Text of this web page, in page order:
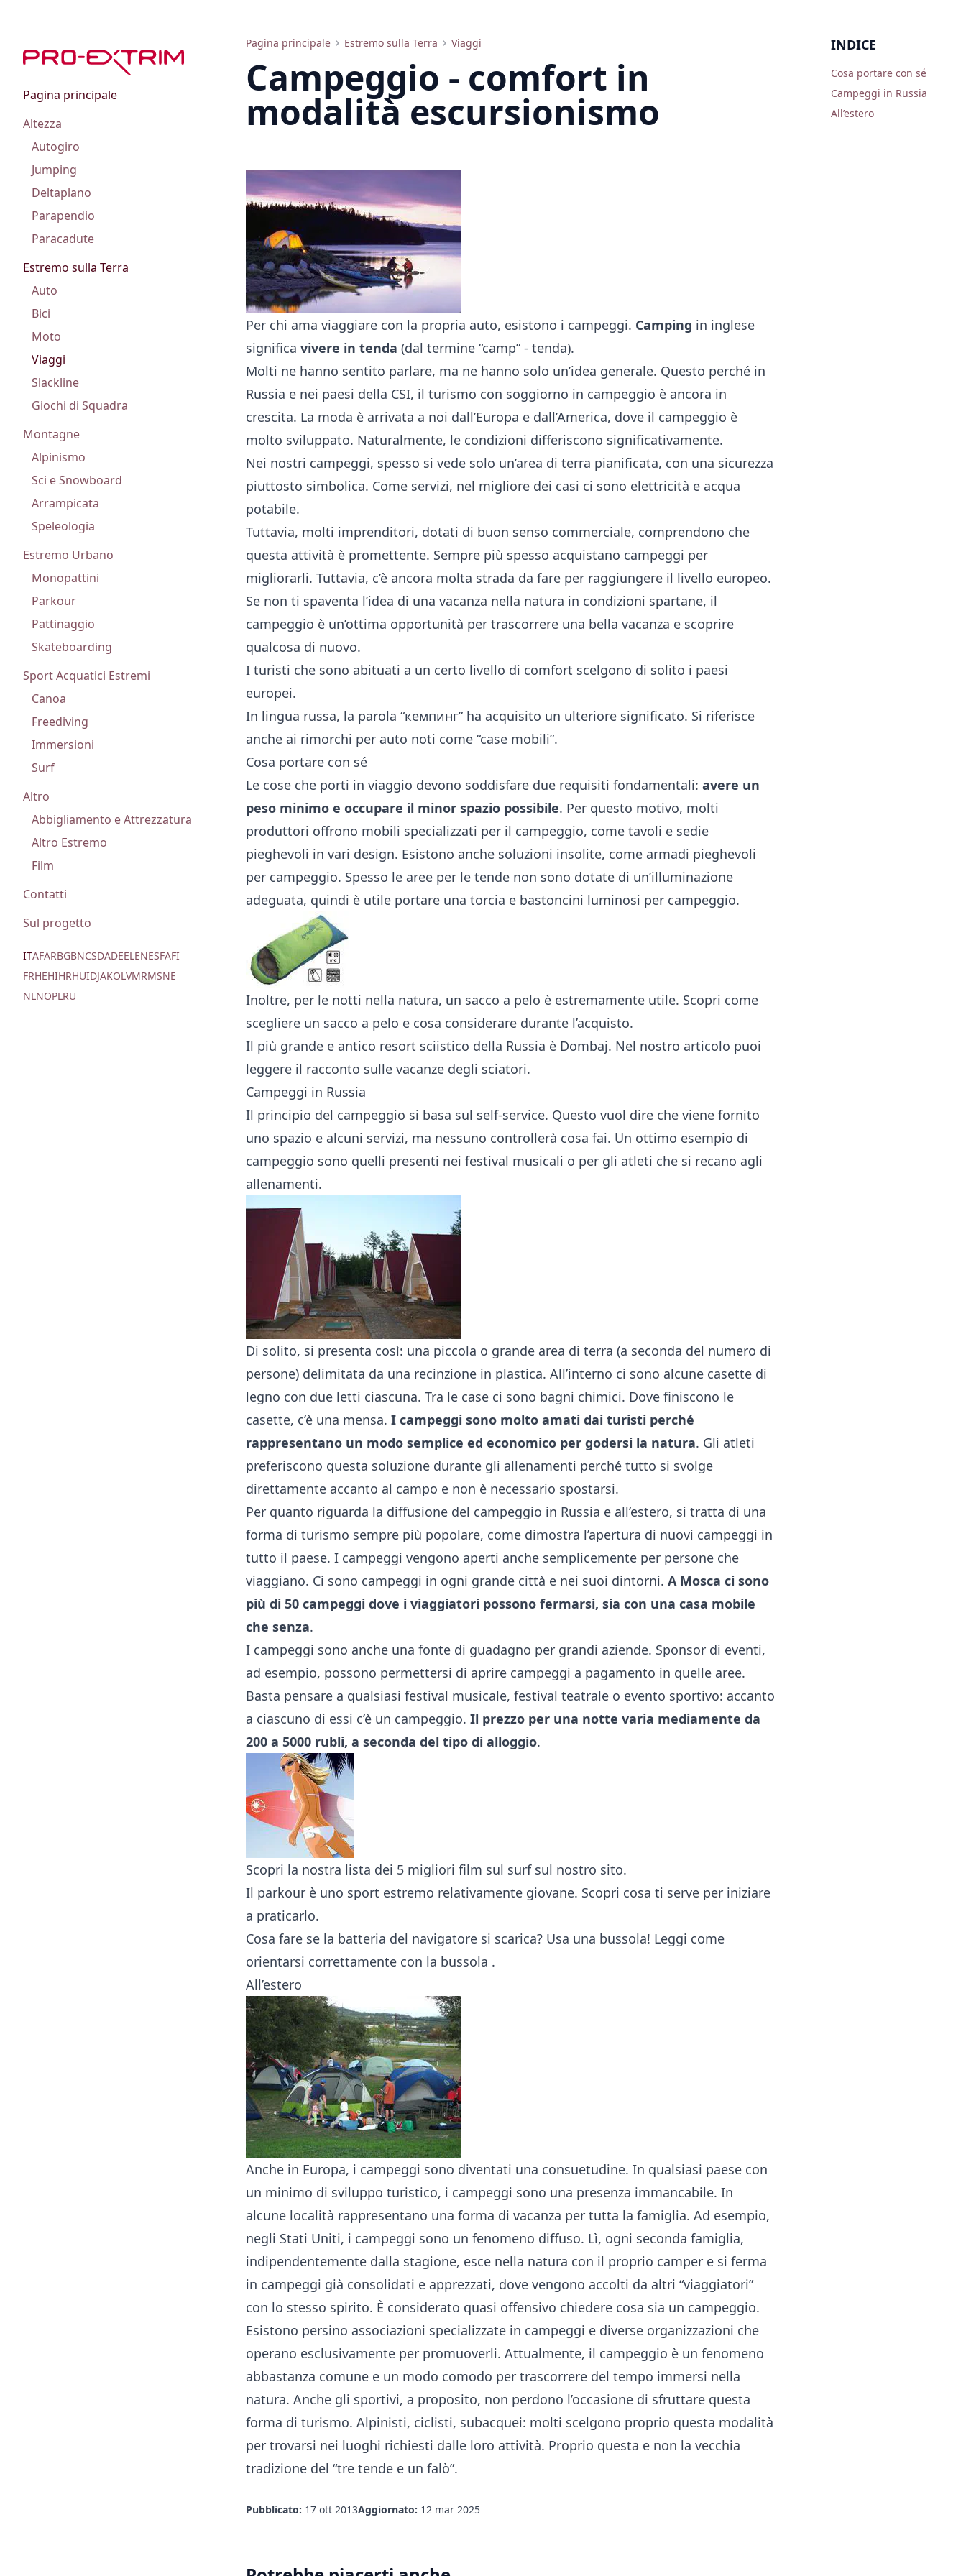
Pagina principale
Altezza
Autogiro
Jumping
Deltaplano
Parapendio
Paracadute
Estremo sulla Terra
Auto
Bici
Moto
Viaggi
Slackline
Giochi di Squadra
Montagne
Alpinismo
Sci e Snowboard
Arrampicata
Speleologia
Estremo Urbano
Monopattini
Parkour
Pattinaggio
Skateboarding
Sport Acquatici Estremi
Canoa
Freediving
Immersioni
Surf
Altro
Abbigliamento e Attrezzatura
Altro Estremo
Film
Contatti
Sul progetto
ITAFARBGBNCSDADEELENESFAFI
FRHEHIHRHUIDJAKOLVMRMSNE
NLNOPLRU
Pagina principale Estremo sulla Terra Viaggi
Cos'è il campeggio - scopri come rilassarti nella natura
Campeggio - comfort in
modalità escursionismo
Per chi ama viaggiare con la propria auto, esistono i campeggi. Camping in inglese
significa vivere in tenda (dal termine “camp” - tenda).
Molti ne hanno sentito parlare, ma ne hanno solo un’idea generale. Questo perché in
Russia e nei paesi della CSI, il turismo con soggiorno in campeggio è ancora in
crescita. La moda è arrivata a noi dall’Europa e dall’America, dove il campeggio è
molto sviluppato. Naturalmente, le condizioni differiscono significativamente.
Nei nostri campeggi, spesso si vede solo un’area di terra pianificata, con una sicurezza
piuttosto simbolica. Come servizi, nel migliore dei casi ci sono elettricità e acqua
potabile.
Tuttavia, molti imprenditori, dotati di buon senso commerciale, comprendono che
questa attività è promettente. Sempre più spesso acquistano campeggi per
migliorarli. Tuttavia, c’è ancora molta strada da fare per raggiungere il livello europeo.
Se non ti spaventa l’idea di una vacanza nella natura in condizioni spartane, il
campeggio è un’ottima opportunità per trascorrere una bella vacanza e scoprire
qualcosa di nuovo.
I turisti che sono abituati a un certo livello di comfort scelgono di solito i paesi
europei.
In lingua russa, la parola “кемпинг” ha acquisito un ulteriore significato. Si riferisce
anche ai rimorchi per auto noti come “case mobili”.
Cosa portare con sé
Le cose che porti in viaggio devono soddisfare due requisiti fondamentali: avere un
peso minimo e occupare il minor spazio possibile. Per questo motivo, molti
produttori offrono mobili specializzati per il campeggio, come tavoli e sedie
pieghevoli in vari design. Esistono anche soluzioni insolite, come armadi pieghevoli
per campeggio. Spesso le aree per le tende non sono dotate di un’illuminazione
adeguata, quindi è utile portare una torcia e bastoncini luminosi per campeggio.
Inoltre, per le notti nella natura, un sacco a pelo è estremamente utile. Scopri come
scegliere un sacco a pelo e cosa considerare durante l’acquisto.
Il più grande e antico resort sciistico della Russia è Dombaj. Nel nostro articolo puoi
leggere il racconto sulle vacanze degli sciatori.
Campeggi in Russia
Il principio del campeggio si basa sul self-service. Questo vuol dire che viene fornito
uno spazio e alcuni servizi, ma nessuno controllerà cosa fai. Un ottimo esempio di
campeggio sono quelli presenti nei festival musicali o per gli atleti che si recano agli
allenamenti.
Di solito, si presenta così: una piccola o grande area di terra (a seconda del numero di
persone) delimitata da una recinzione in plastica. All’interno ci sono alcune casette di
legno con due letti ciascuna. Tra le case ci sono bagni chimici. Dove finiscono le
casette, c’è una mensa. I campeggi sono molto amati dai turisti perché
rappresentano un modo semplice ed economico per godersi la natura. Gli atleti
preferiscono questa soluzione durante gli allenamenti perché tutto si svolge
direttamente accanto al campo e non è necessario spostarsi.
Per quanto riguarda la diffusione del campeggio in Russia e all’estero, si tratta di una
forma di turismo sempre più popolare, come dimostra l’apertura di nuovi campeggi in
tutto il paese. I campeggi vengono aperti anche semplicemente per persone che
viaggiano. Ci sono campeggi in ogni grande città e nei suoi dintorni. A Mosca ci sono
più di 50 campeggi dove i viaggiatori possono fermarsi, sia con una casa mobile
che senza.
I campeggi sono anche una fonte di guadagno per grandi aziende. Sponsor di eventi,
ad esempio, possono permettersi di aprire campeggi a pagamento in quelle aree.
Basta pensare a qualsiasi festival musicale, festival teatrale o evento sportivo: accanto
a ciascuno di essi c’è un campeggio. Il prezzo per una notte varia mediamente da
200 a 5000 rubli, a seconda del tipo di alloggio.
Scopri la nostra lista dei 5 migliori film sul surfsul nostro sito.
Il parkour è uno sport estremo relativamente giovane. Scopri cosa ti serve per iniziare
a praticarlo.
Cosa fare se la batteria del navigatore si scarica? Usa una bussola! Leggi come
orientarsi correttamente con la bussola .
All’estero
Anche in Europa, i campeggi sono diventati una consuetudine. In qualsiasi paese con
un minimo di sviluppo turistico, i campeggi sono una presenza immancabile. In
alcune località rappresentano una forma di vacanza per tutta la famiglia. Ad esempio,
negli Stati Uniti, i campeggi sono un fenomeno diffuso. Lì, ogni seconda famiglia,
indipendentemente dalla stagione, esce nella natura con il proprio camper e si ferma
in campeggi già consolidati e apprezzati, dove vengono accolti da altri “viaggiatori”
con lo stesso spirito. È considerato quasi offensivo chiedere cosa sia un campeggio.
Esistono persino associazioni specializzate in campeggi e diverse organizzazioni che
operano esclusivamente per promuoverli. Attualmente, il campeggio è un fenomeno
abbastanza comune e un modo comodo per trascorrere del tempo immersi nella
natura. Anche gli sportivi, a proposito, non perdono l’occasione di sfruttare questa
forma di turismo. Alpinisti, ciclisti, subacquei: molti scelgono proprio questa modalità
per trovarsi nei luoghi richiesti dalle loro attività. Proprio questa e non la vecchia
tradizione del “tre tende e un falò”.
Pubblicato: 17 ott 2013Aggiornato: 12 mar 2025
INDICE
Cosa portare con sé
Campeggi in Russia
All’estero